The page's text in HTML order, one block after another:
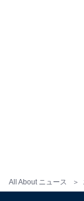
All About ニュース
オ、キタノコマ